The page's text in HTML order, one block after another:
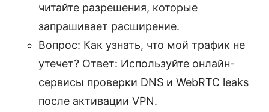
читайте разрешения, которые
запрашивает расширение.
Вопрос: Как узнать, что мой трафик не
утечет? Ответ: Используйте онлайн-
сервисы проверки DNS и WebRTC leaks
после активации VPN.